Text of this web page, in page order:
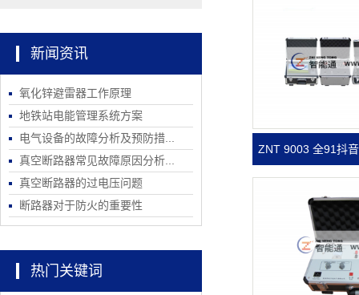
新闻资讯
氧化锌避雷器工作原理
地铁站电能管理系统方案
电气设备的故障分析及预防措...
真空断路器常见故障原因分析...
真空断路器的过电压问题
断路器对于防火的重要性
热门关键词
ZNT 9003 全91抖